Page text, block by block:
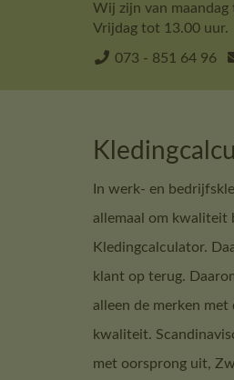
Wij zijn van
Vrijdag tot 13.00 uur.
073 - 851 64 96
In werk- en
allemaal om kwaliteit
Kledingcalculator.
klant op terug.
alleen de merken met
kwaliteit.
met oorsprong uit,